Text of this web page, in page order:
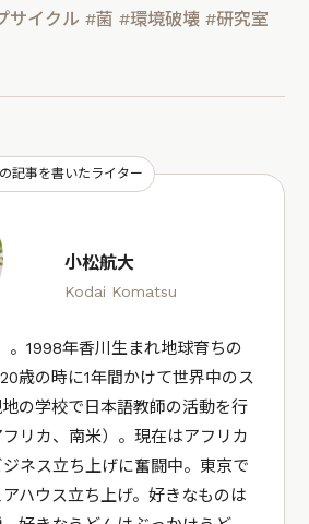
サイクル #菌 #環境破壊 #研究室
記事を書いたライター
小松航大
Kodai Komatsu
。1998年香川生まれ地球育ちの
歳の時に1年間かけて世界中のス
の学校で日本語教師の活動を行
リカ、南米）。現在はアフリカ
ネス立ち上げに奮闘中。東京で
ハウス立ち上げ。好きなものは